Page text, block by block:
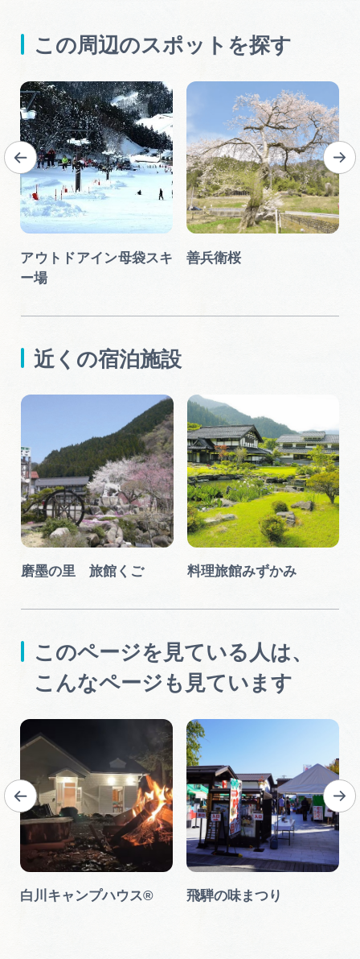
この周辺のスポットを探す
アウトドアイン母袋スキ
ー場
善兵衛桜
近くの宿泊施設
磨墨の里 旅館くご 料理旅館みずかみ
このページを見ている人は、
こんなページも見ています
白川キャンプハウス® 飛騨の味まつり